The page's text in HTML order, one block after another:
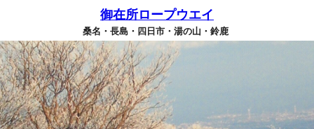
御在所ロープウエイ
桑名・長島・四日市・湯の山・鈴鹿